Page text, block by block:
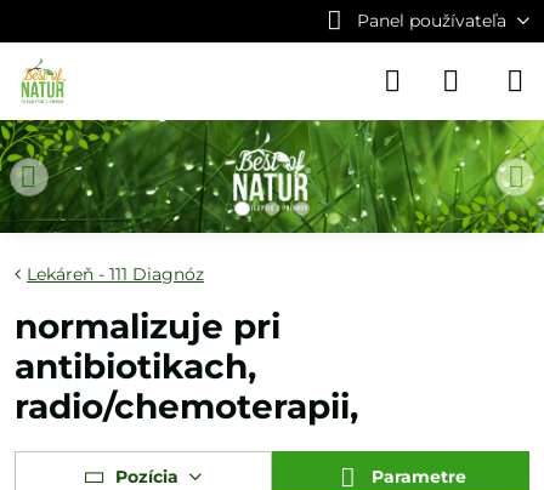
Panel používateľa
Lekáreň - 111 Diagnóz
normalizuje pri
antibiotikach,
radio/chemoterapii,
Pozícia Parametre